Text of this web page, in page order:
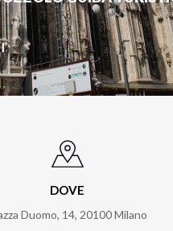
DOVE
Duomo, 14, 20100Milano